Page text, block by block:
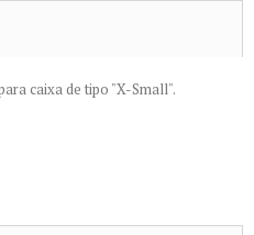
caixa de tipo "X-Small".